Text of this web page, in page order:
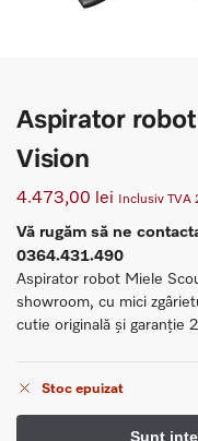
Aspirator
Vision
4.473,00 lei Inclusiv TVA
Vă rugăm să ne
0364.431.490
Aspirator robot Miele
showroom, cu mici
cutie originală și garanție
Stoc epuizat